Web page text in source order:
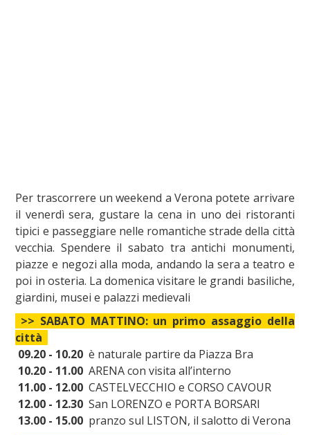
Per trascorrere un weekend a Verona potete arrivare
il venerdì sera, gustare la cena in uno dei ristoranti
tipici e passeggiare nelle romantiche strade della città
vecchia. Spendere il sabato tra antichi monumenti,
piazze e negozi alla moda, andando la sera a teatro e
poi in osteria. La domenica visitare le grandi basiliche,
giardini, musei e palazzi medievali
>> SABATO MATTINO: un primo assaggio della
città
09.20 - 10.20 è naturale partire da Piazza Bra
10.20 - 11.00 ARENA con visita all’interno
11.00 - 12.00 CASTELVECCHIO e CORSO CAVOUR
12.00 - 12.30 San LORENZO e PORTA BORSARI
13.00 - 15.00 pranzo sul LISTON, il salotto di Verona